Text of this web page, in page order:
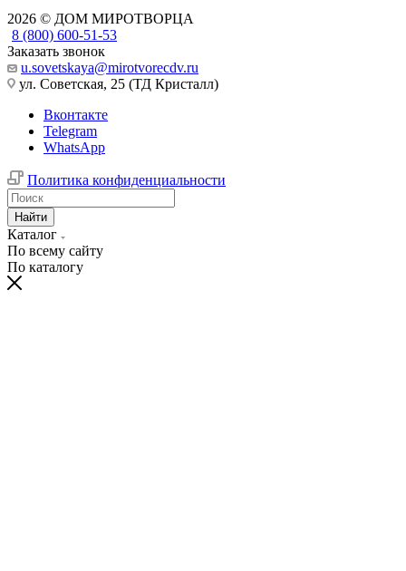
2026 © ДОМ МИРОТВОРЦА
8 (800) 600-51-53
Заказать звонок
u.sovetskaya@mirotvorecdv.ru
ул. Советская, 25 (ТД Кристалл)
Вконтакте
Telegram
WhatsApp
Политика конфиденциальности
Найти
Каталог
По всему сайту
По каталогу